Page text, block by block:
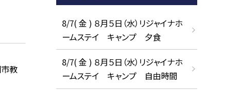
市教
8/7( 金 ) ８月５日（水）リジャイナホ
ームステイ キャンプ 夕食
8/7( 金 ) ８月５日（水）リジャイナホ
ームステイ キャンプ 自由時間